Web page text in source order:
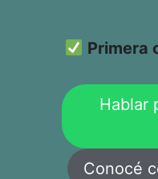
Primera
Hablar
Conocé